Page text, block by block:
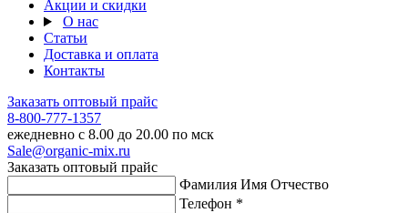
Акции и скидки
О нас
Статьи
Доставка и оплата
Контакты
Заказать оптовый прайс
8-800-777-1357
ежедневно с 8.00 до 20.00 по мск
Sale@organic-mix.ru
Заказать оптовый прайс
Фамилия Имя Отчество
Телефон *